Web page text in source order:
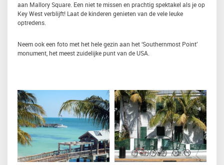
aan Mallory Square. Een niet te missen en prachtig spektakel als je op
Key West verblijft! Laat de kinderen genieten van de vele leuke
optredens.
Neem ook een foto met het hele gezin aan het ‘Southernmost Point’
monument, het meest zuidelijke punt van de USA.